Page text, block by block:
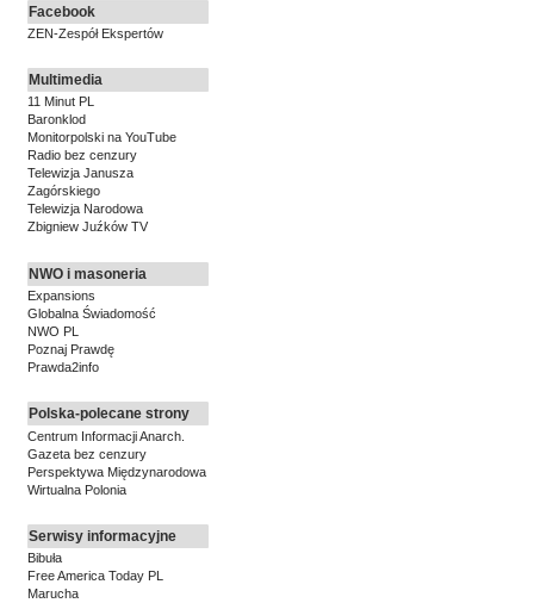
Facebook
ZEN-Zespół Ekspertów
Multimedia
11 Minut PL
Baronklod
Monitorpolski na YouTube
Radio bez cenzury
Telewizja Janusza
Zagórskiego
Telewizja Narodowa
Zbigniew Juźków TV
NWO i masoneria
Expansions
Globalna Świadomość
NWO PL
Poznaj Prawdę
Prawda2info
Polska-polecane strony
Centrum Informacji Anarch.
Gazeta bez cenzury
Perspektywa Międzynarodowa
Wirtualna Polonia
Serwisy informacyjne
Bibuła
Free America Today PL
Marucha